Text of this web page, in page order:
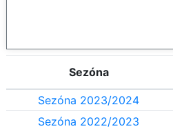
Sezóna
Sezóna 2023/2024
Sezóna 2022/2023